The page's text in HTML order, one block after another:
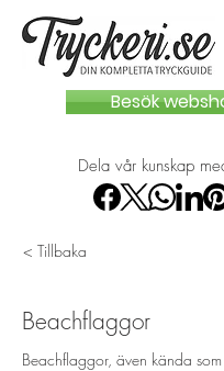
Besök
Dela vår kunskap
< Tillbaka
Beachflaggor
Beachflaggor, även kända